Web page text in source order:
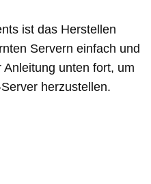
ist das Herstellen
Servern einfach und
unten fort, um
herzustellen.